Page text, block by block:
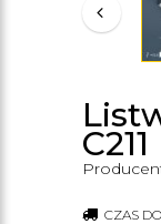
C211
CZAS